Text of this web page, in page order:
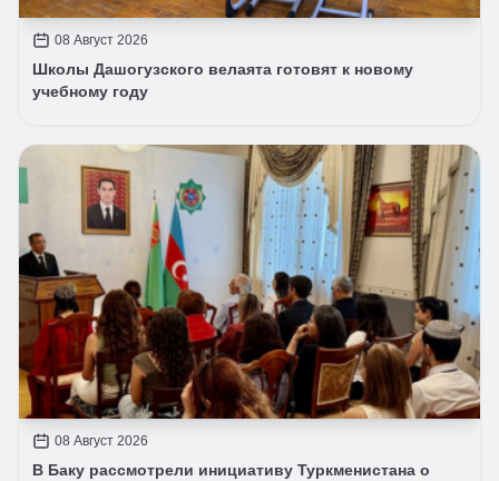
08 Август 2026
Школы Дашогузского велаята готовят к новому
учебному году
08 Август 2026
В Баку рассмотрели инициативу Туркменистана о